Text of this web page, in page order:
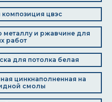
композиция цвэс
металлу и ржавчине для
работ
для потолка белая
цинкнаполненная на
смолы